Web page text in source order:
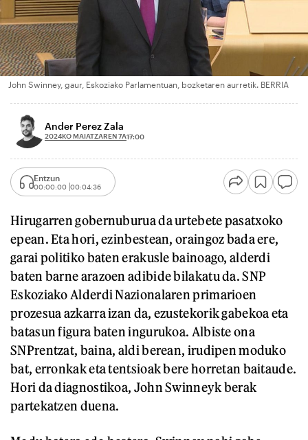
John Swinney, gaur, Eskoziako Parlamentuan, bozketaren aurretik. BERRIA
Ander Perez Zala
2024KO MAIATZAREN 7A17:00
Entzun
00:00:00 00:04:36
Hirugarren gobernuburua da urtebete pasatxoko
epean. Eta hori, ezinbestean, oraingoz bada ere,
garai politiko baten erakusle bainoago, alderdi
baten barne arazoen adibide bilakatu da. SNP
Eskoziako Alderdi Nazionalaren primarioen
prozesua azkarra izan da, ezustekorik gabekoa eta
batasun figura baten ingurukoa. Albiste ona
SNPrentzat, baina, aldi berean, irudipen moduko
bat, erronkak eta tentsioak bere horretan baitaude.
Hori da diagnostikoa, John Swinneyk berak
partekatzen duena.